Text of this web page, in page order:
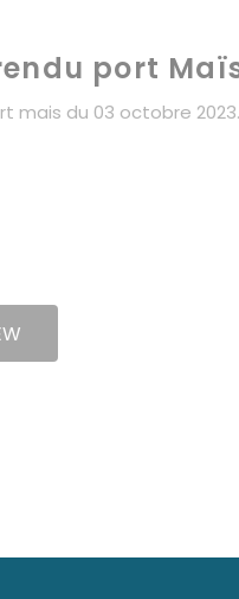
port Maïs
mais du 03 octobre 2023.